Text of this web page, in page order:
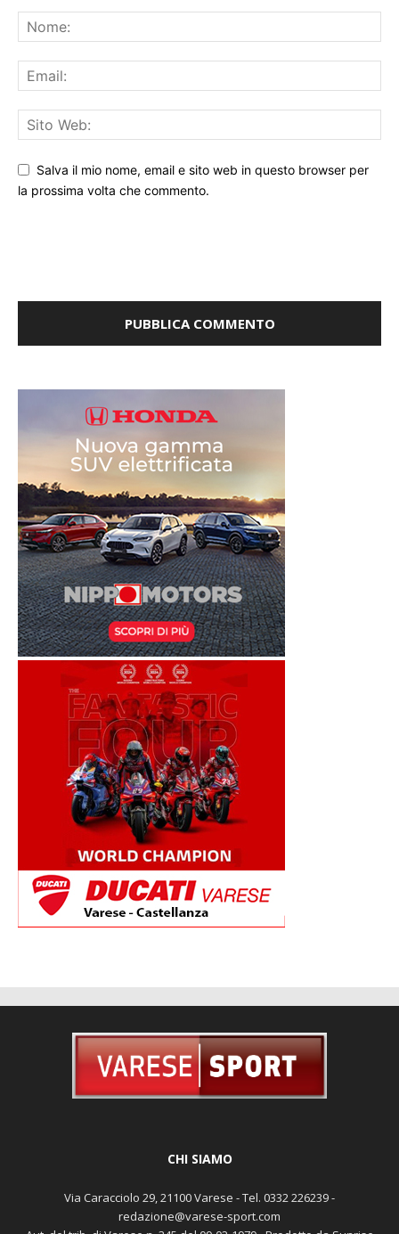
Salva il mio nome, email e sito web in questo browser per
la prossima volta che commento.
CHI SIAMO
Via Caracciolo 29, 21100 Varese - Tel. 0332 226239 -
redazione@varese-sport.com